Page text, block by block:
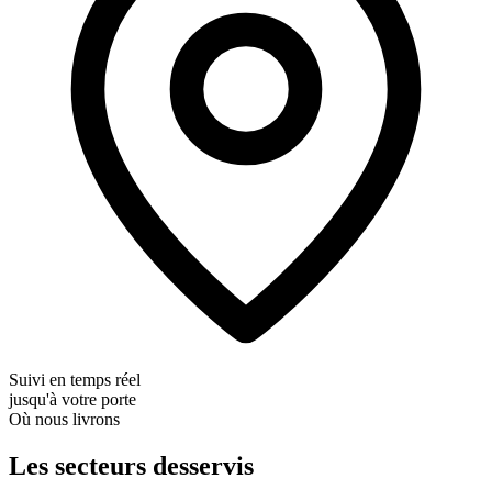
Suivi en temps réel
jusqu'à votre porte
Où nous livrons
Les secteurs desservis